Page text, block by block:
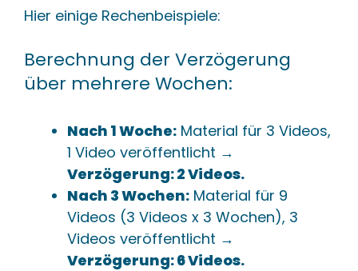
Hier einige Rechenbeispiele:
Berechnung der Verzögerung
über mehrere Wochen:
Nach 1 Woche: Material für 3 Videos,
1 Video veröffentlicht →
Verzögerung: 2 Videos.
Nach 3 Wochen: Material für 9
Videos (3 Videos x 3 Wochen), 3
Videos veröffentlicht →
Verzögerung: 6 Videos.